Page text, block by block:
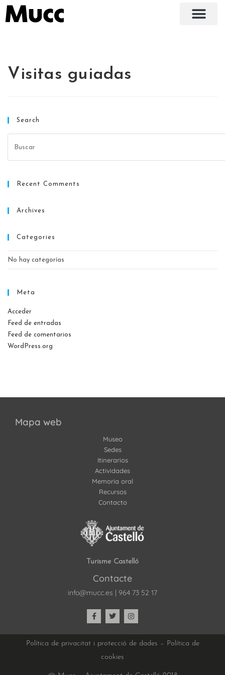
Visitas guiadas
Search
Recent Comments
Archives
Categories
No hay categorías
Meta
Acceder
Feed de entradas
Feed de comentarios
WordPress.org
Mapa web
Museo
Sedes
Itinerarios
Actividades
Memoria oral
Recursos
Contacto
Turisme Castelló
Contacte
info@mucc.es | 964 73 52 17
Política de privacitat i protecció de dades – Política de
cookies